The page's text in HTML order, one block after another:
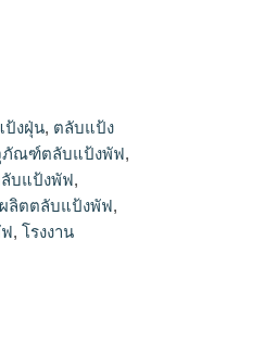
ป้งฝุ่น, ตลับแป้ง
ภัณฑ์ตลับแป้งพัฟ,
บแป้งพัฟ,
ผลิตตลับแป้งพัฟ,
,โรงงาน